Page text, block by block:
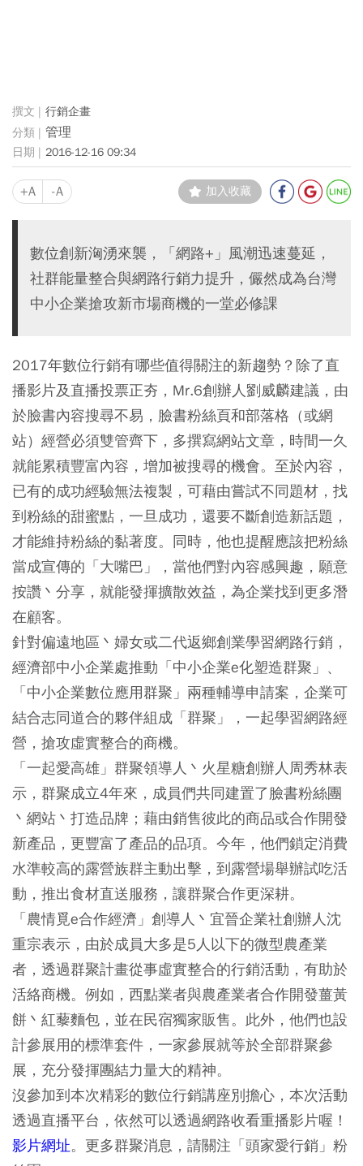
行銷企畫
管理
2016-12-16 09:34
+A -A 加入收藏
數位創新洶湧來襲，「網路+」風潮迅速蔓延，
社群能量整合與網路行銷力提升，儼然成為台灣
中小企業搶攻新市場商機的一堂必修課
2017年數位行銷有哪些值得關注的新趨勢？除了直
播影片及直播投票正夯，Mr.6創辦人劉威麟建議，由
於臉書內容搜尋不易，臉書粉絲頁和部落格（或網
站）經營必須雙管齊下，多撰寫網站文章，時間一久
就能累積豐富內容，增加被搜尋的機會。至於內容，
已有的成功經驗無法複製，可藉由嘗試不同題材，找
到粉絲的甜蜜點，一旦成功，還要不斷創造新話題，
才能維持粉絲的黏著度。同時，他也提醒應該把粉絲
當成宣傳的「大嘴巴」，當他們對內容感興趣，願意
按讚丶分享，就能發揮擴散效益，為企業找到更多潛
在顧客。
針對偏遠地區丶婦女或二代返鄉創業學習網路行銷，
經濟部中小企業處推動「中小企業e化塑造群聚」、
「中小企業數位應用群聚」兩種輔導申請案，企業可
結合志同道合的夥伴組成「群聚」，一起學習網路經
營，搶攻虛實整合的商機。
「一起愛高雄」群聚領導人丶火星糖創辦人周秀林表
示，群聚成立4年來，成員們共同建置了臉書粉絲團
丶網站丶打造品牌；藉由銷售彼此的商品或合作開發
新產品，更豐富了產品的品項。今年，他們鎖定消費
水準較高的露營族群主動出擊，到露營場舉辦試吃活
動，推出食材直送服務，讓群聚合作更深耕。
「農情覓e合作經濟」創導人丶宜晉企業社創辦人沈
重宗表示，由於成員大多是5人以下的微型農產業
者，透過群聚計畫從事虛實整合的行銷活動，有助於
活絡商機。例如，西點業者與農產業者合作開發薑黃
餅丶紅藜麵包，並在民宿獨家販售。此外，他們也設
計參展用的標準套件，一家參展就等於全部群聚參
展，充分發揮團結力量大的精神。
沒參加到本次精彩的數位行銷講座別擔心，本次活動
透過直播平台，依然可以透過網路收看重播影片喔！
影片網址。更多群聚消息，請關注「頭家愛行銷」粉